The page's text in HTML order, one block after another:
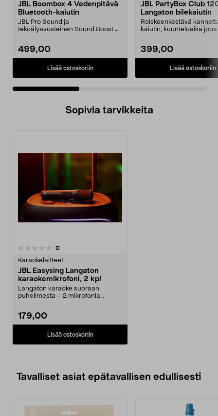
JBL Boombox 4 Vedenpitävä
Bluetooth-kaiutin
JBL Pro Sound ja
tekoälyavusteinen Sound Boost –
499,00
Lisää ostoskoriin
JBL PartyBox Club
Langaton bilekaiutin
Roiskeenkestävä
kaiutin, kuunteluaika jopa
399,00
Lisää ostoskoriin
Sopivia tarvikkeita
0arvostelut
Karaokelaitteet
JBL Easysing Langaton
karaokemikrofoni, 2 kpl
Langaton karaoke suoraan
puhelimesta – 2 mikrofonia
179,00
Lisää ostoskoriin
Tavalliset asiat epätavallisen edullisesti